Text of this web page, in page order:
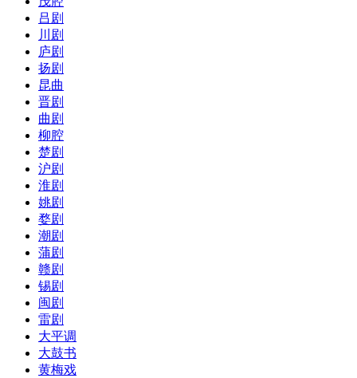
吕剧
川剧
庐剧
扬剧
昆曲
晋剧
曲剧
柳腔
楚剧
沪剧
淮剧
姚剧
婺剧
潮剧
蒲剧
赣剧
锡剧
闽剧
雷剧
大平调
大鼓书
黄梅戏